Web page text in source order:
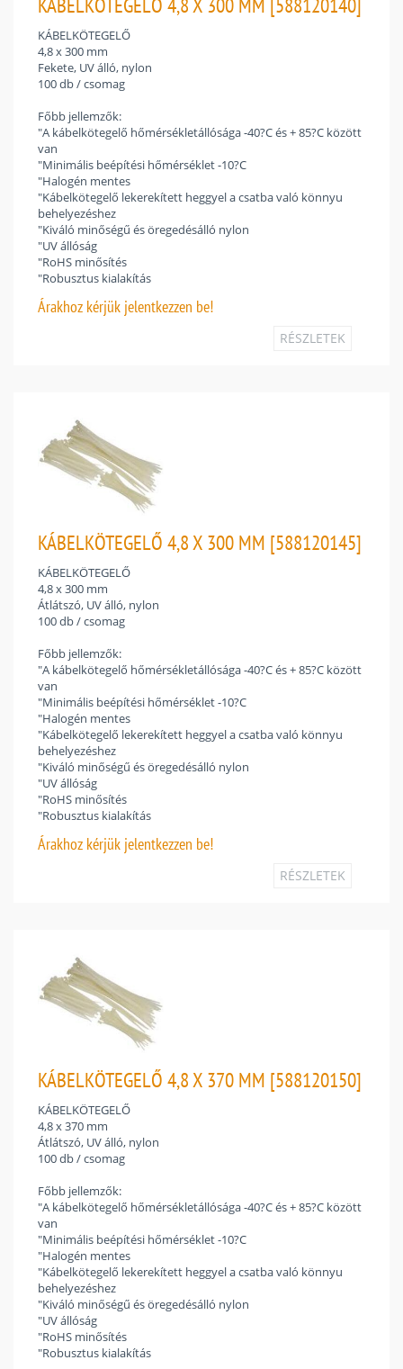
KÁBELKÖTEGELŐ
4,8 x 300 mm
Fekete, UV álló, nylon
100 db / csomag
Főbb jellemzők:
"A kábelkötegelő hőmérsékletállósága -40?C és + 85?C között
van
"Minimális beépítési hőmérséklet -10?C
"Halogén mentes
"Kábelkötegelő lekerekített heggyel a csatba való könnyu
behelyezéshez
"Kiváló minőségű és öregedésálló nylon
"UV állóság
"RoHS minősítés
"Robusztus kialakítás
Árakhoz kérjük jelentkezzen be!
RÉSZLETEK
KÁBELKÖTEGELŐ 4,8 X 300 MM [588120145]
KÁBELKÖTEGELŐ
4,8 x 300 mm
Átlátszó, UV álló, nylon
100 db / csomag
Főbb jellemzők:
"A kábelkötegelő hőmérsékletállósága -40?C és + 85?C között
van
"Minimális beépítési hőmérséklet -10?C
"Halogén mentes
"Kábelkötegelő lekerekített heggyel a csatba való könnyu
behelyezéshez
"Kiváló minőségű és öregedésálló nylon
"UV állóság
"RoHS minősítés
"Robusztus kialakítás
Árakhoz kérjük jelentkezzen be!
RÉSZLETEK
KÁBELKÖTEGELŐ 4,8 X 370 MM [588120150]
KÁBELKÖTEGELŐ
4,8 x 370 mm
Átlátszó, UV álló, nylon
100 db / csomag
Főbb jellemzők:
"A kábelkötegelő hőmérsékletállósága -40?C és + 85?C között
van
"Minimális beépítési hőmérséklet -10?C
"Halogén mentes
"Kábelkötegelő lekerekített heggyel a csatba való könnyu
behelyezéshez
"Kiváló minőségű és öregedésálló nylon
"UV állóság
"RoHS minősítés
"Robusztus kialakítás